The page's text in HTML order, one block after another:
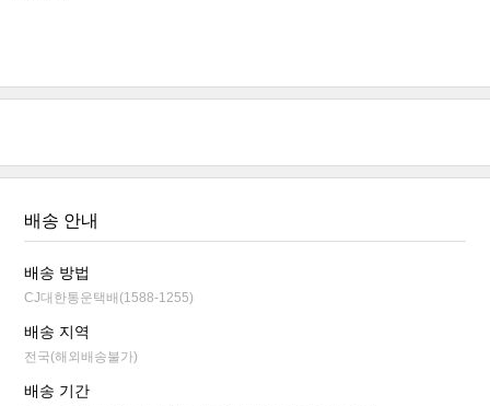
배송 안내
배송 방법
CJ대한통운택배(1588-1255)
배송 지역
전국(해외배송불가)
배송 기간